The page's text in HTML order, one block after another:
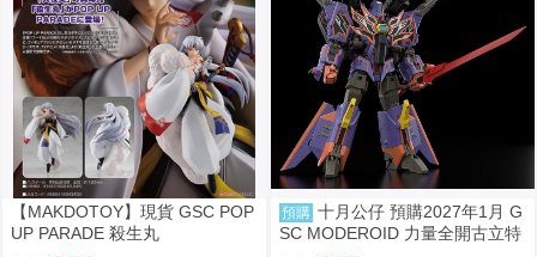
【MAKDOTOY】現貨 GSC POP
UP PARADE 殺生丸
預購 十月公仔 預購2027年1月 G
SC MODEROID 力量全開古立特